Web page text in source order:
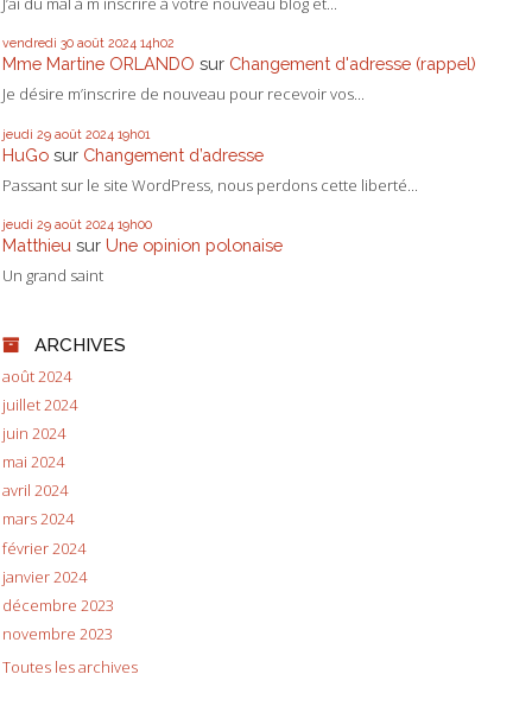
vendredi 30 août 2024 14h02
Mme Martine ORLANDO sur Changement d'adresse (rappel)
Je désire m’inscrire de nouveau pour recevoir vos...
jeudi 29 août 2024 19h01
HuGo sur Changement d’adresse
Passant sur le site WordPress, nous perdons cette liberté...
jeudi 29 août 2024 19h00
Matthieu sur Une opinion polonaise
Un grand saint
ARCHIVES
août 2024
juillet 2024
juin 2024
mai 2024
avril 2024
mars 2024
février 2024
janvier 2024
décembre 2023
novembre 2023
Toutes les archives